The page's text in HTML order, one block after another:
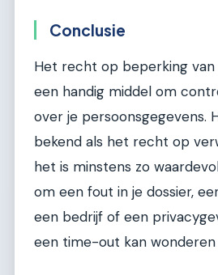
Conclusie
Het recht op beperking van
een handig middel om
over je persoonsgegevens.
bekend als het recht op
het is minstens zo
om een fout in je dossier,
een bedrijf of een
een time-out kan wonderen